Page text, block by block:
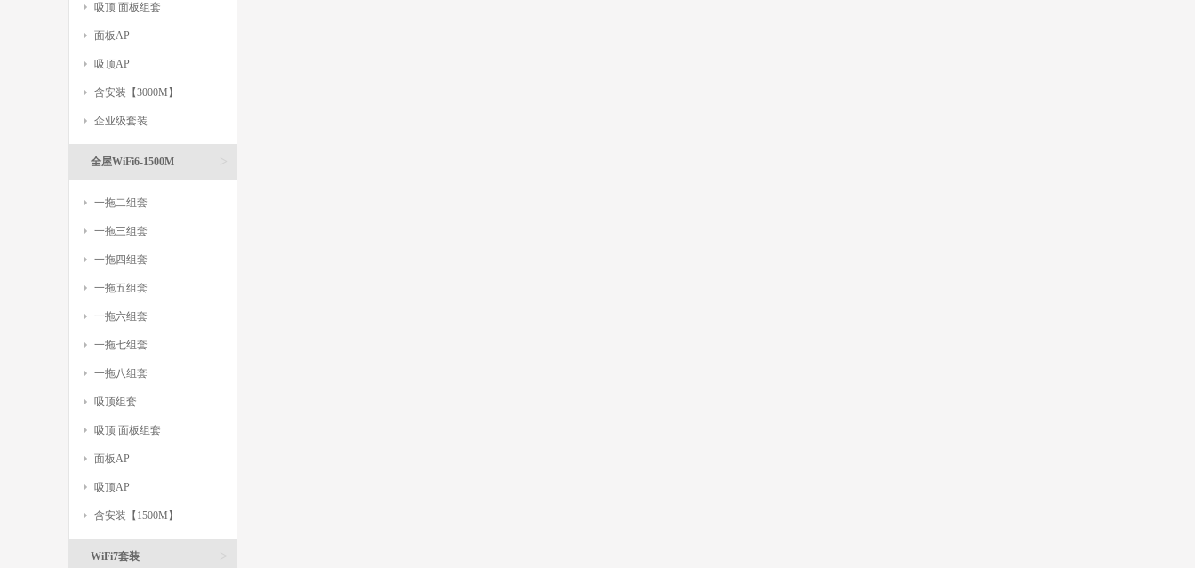
吸顶 面板组套
面板AP
吸顶AP
含安装【3000M】
企业级套装
全屋WiFi6-1500M
一拖二组套
一拖三组套
一拖四组套
一拖五组套
一拖六组套
一拖七组套
一拖八组套
吸顶组套
吸顶 面板组套
面板AP
吸顶AP
含安装【1500M】
WiFi7套装